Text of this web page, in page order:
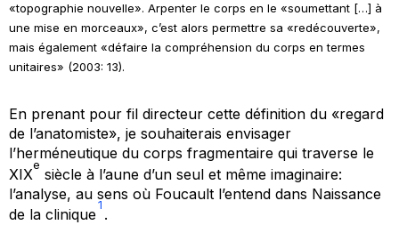
«topographie nouvelle». Arpenter le corps en le «soumettant […] à
une mise en morceaux», c’est alors permettre sa «redécouverte»,
mais également «défaire la compréhension du corps en termes
unitaires» (2003: 13).
En prenant pour fil directeur cette définition du «regard
de l’anatomiste», je souhaiterais envisager
l’herméneutique du corps fragmentaire qui traverse le
XIX
e
siècle à l’aune d’un seul et même imaginaire:
l’analyse, au sens où Foucault l’entend dans Naissance
de la clinique
1
.